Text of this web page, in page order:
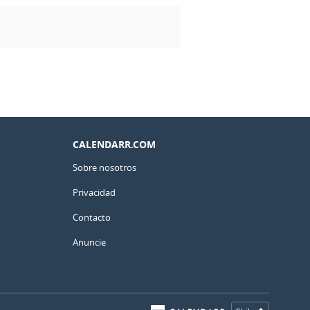
CALENDARR.COM
Sobre nosotros
Privacidad
Contacto
Anuncie